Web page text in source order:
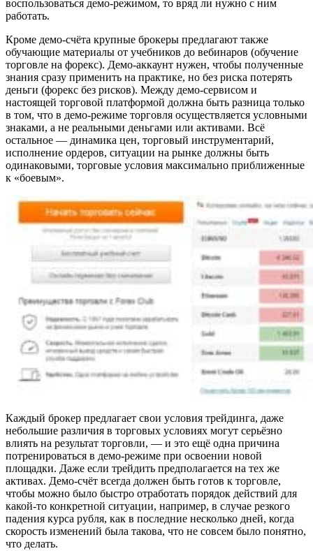
воспользоваться демо-режимом, то вряд ли нужно с ним
работать.
Кроме демо-счёта крупные брокеры предлагают также
обучающие материалы от учебников до вебинаров (обучение
торговле на форекс). Демо-аккаунт нужен, чтобы полученные
знания сразу применить на практике, но без риска потерять
деньги (форекс без рисков). Между демо-сервисом и
настоящей торговой платформой должна быть разница только
в том, что в демо-режиме торговля осуществляется условными
знаками, а не реальными деньгами или активами. Всё
остальное — динамика цен, торговый инструментарий,
исполнение ордеров, ситуации на рынке должны быть
одинаковыми, торговые условия максимально приближенные
к «боевым».
Каждый брокер предлагает свои условия трейдинга, даже
небольшие различия в торговых условиях могут серьёзно
влиять на результат торговли, — и это ещё одна причина
потренироваться в демо-режиме при освоении новой
площадки. Даже если трейдить предполагается на тех же
активах. Демо-счёт всегда должен быть готов к торговле,
чтобы можно было быстро отработать порядок действий для
какой-то конкретной ситуации, например, в случае резкого
падения курса рубля, как в последние несколько дней, когда
скорость изменений была такова, что не совсем было понятно,
что делать.